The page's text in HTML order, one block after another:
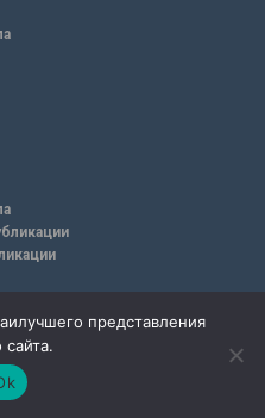
дом 44, ЛИТ А.
представления